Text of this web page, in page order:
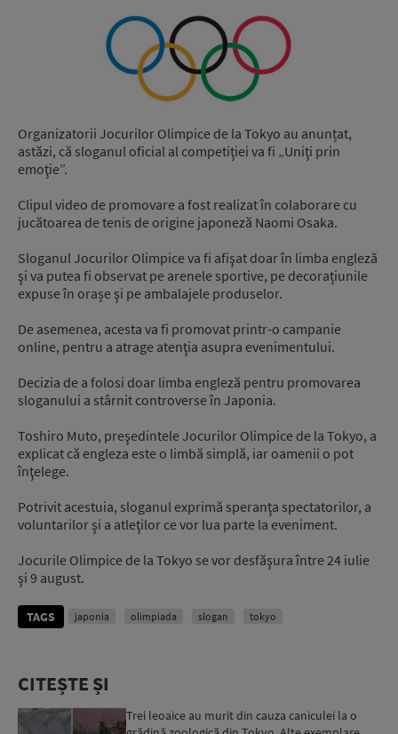
Organizatorii Jocurilor Olimpice de la Tokyo au anunțat,
astăzi, că sloganul oficial al competiţiei va fi „Uniţi prin
emoţie”.
Clipul video de promovare a fost realizat în colaborare cu
jucătoarea de tenis de origine japoneză Naomi Osaka.
Sloganul Jocurilor Olimpice va fi afişat doar în limba engleză
şi va putea fi observat pe arenele sportive, pe decorațiunile
expuse în orașe şi pe ambalajele produselor.
De asemenea, acesta va fi promovat printr-o campanie
online, pentru a atrage atenţia asupra evenimentului.
Decizia de a folosi doar limba engleză pentru promovarea
sloganului a stârnit controverse în Japonia.
Toshiro Muto, preşedintele Jocurilor Olimpice de la Tokyo, a
explicat că engleza este o limbă simplă, iar oamenii o pot
înţelege.
Potrivit acestuia, sloganul exprimă speranţa spectatorilor, a
voluntarilor şi a atleţilor ce vor lua parte la eveniment.
Jocurile Olimpice de la Tokyo se vor desfăşura între 24 iulie
şi 9 august.
TAGS japonia olimpiada slogan tokyo
CITEȘTE ȘI
Trei leoaice au murit din cauza caniculei la o